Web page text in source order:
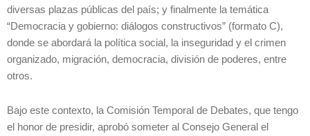
diversas plazas públicas del país; y finalmente la temática
“Democracia y gobierno: diálogos constructivos” (formato C),
donde se abordará la política social, la inseguridad y el crimen
organizado, migración, democracia, división de poderes, entre
otros.
Bajo este contexto, la Comisión Temporal de Debates, que tengo
el honor de presidir, aprobó someter al Consejo General el